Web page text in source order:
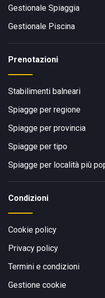
Gestionale Spiaggia
Gestionale Piscina
Prenotazioni
Stabilimenti balneari
Spiagge per regione
Spiagge per provincia
Spiagge per tipo
Spiagge per località più
Condizioni
Cookie policy
Privacy policy
Termini e condizioni
Gestione cookie